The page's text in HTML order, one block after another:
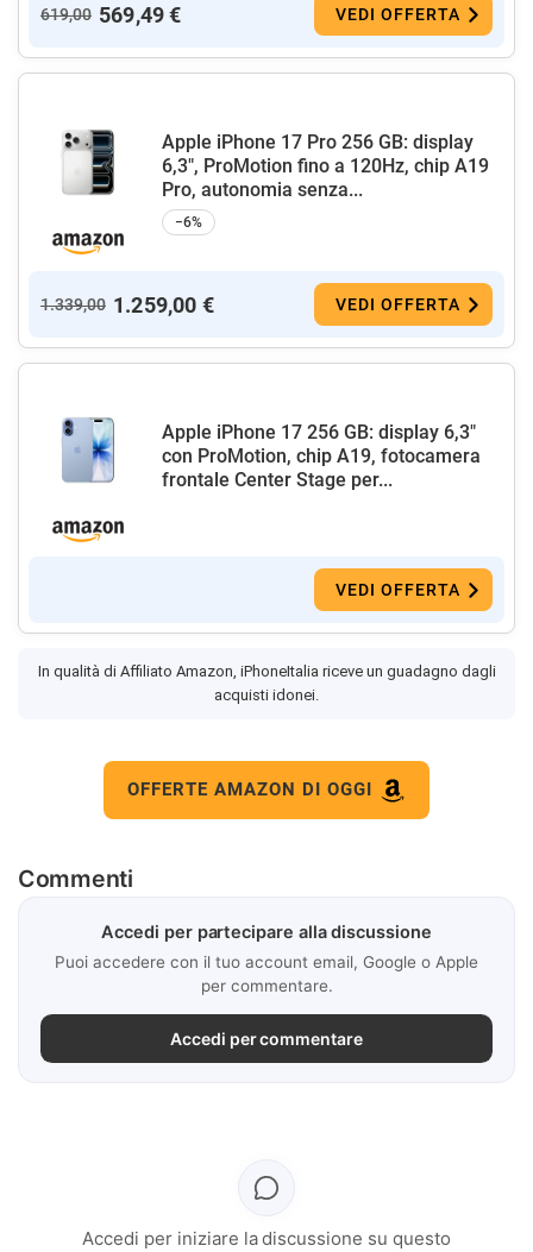
619,00 569,49 € VEDI OFFERTA
Apple iPhone 17 Pro 256 GB: display
6,3", ProMotion fino a 120Hz, chip A19
Pro, autonomia senza...
−6%
1.339,00 1.259,00 € VEDI OFFERTA
Apple iPhone 17 256 GB: display 6,3"
con ProMotion, chip A19, fotocamera
frontale Center Stage per...
VEDI OFFERTA
In qualità di Affiliato Amazon, iPhoneItalia riceve un guadagno dagli
acquisti idonei.
OFFERTE AMAZON DI OGGI
Commenti
Accedi per partecipare alla discussione
Puoi accedere con il tuo account email, Google o Apple
per commentare.
Accedi per commentare
Accedi per iniziare la discussione su questo